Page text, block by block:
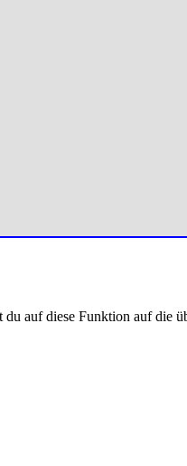
auf diese Funktion auf die